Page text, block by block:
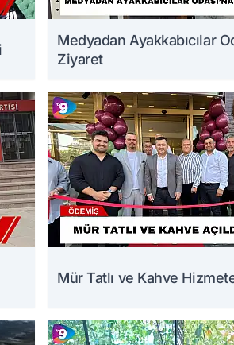
Medyadan Ayakkabıcılar
Ziyaret
Mür Tatlı ve Kahve